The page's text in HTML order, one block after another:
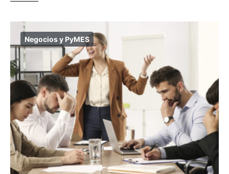
Negocios y PyMES